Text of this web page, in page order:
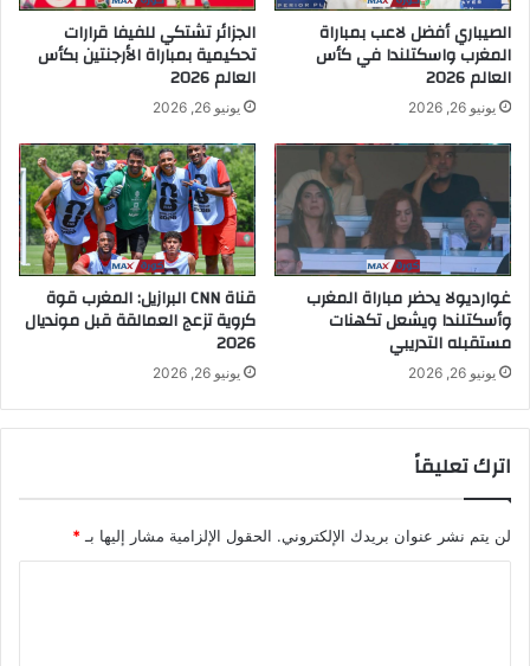
الصيباري أفضل لاعب بمباراة
المغرب واسكتلندا في كأس
العالم 2026
يونيو 26, 2026
الجزائر تشتكي للفيفا قرارات
تحكيمية بمباراة الأرجنتين بكأس
العالم 2026
يونيو 26, 2026
غوارديولا يحضر مباراة المغرب
وأسكتلندا ويشعل تكهنات
مستقبله التدريبي
يونيو 26, 2026
قناة CNN البرازيل: المغرب قوة
كروية تزعج العمالقة قبل مونديال
2026
يونيو 26, 2026
اترك تعليقاً
لن يتم نشر عنوان بريدك الإلكتروني. الحقول الإلزامية مشار إليها بـ*